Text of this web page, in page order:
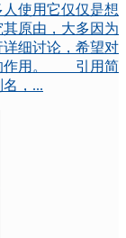
使用它仅仅是想
原由，大多因为
细讨论，希望对
的作用。 引用简
，...